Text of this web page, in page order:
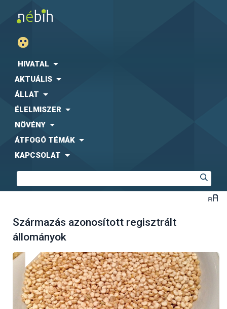
HIVATAL
AKTUÁLIS
ÁLLAT
ÉLELMISZER
NÖVÉNY
ÁTFOGÓ TÉMÁK
KAPCSOLAT
Származás azonosított regisztrált
állományok